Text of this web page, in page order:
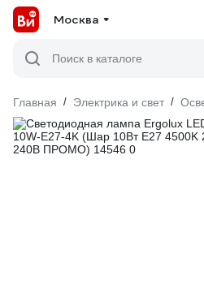
Москва
Поиск в каталоге
Главная / Электрика и свет /